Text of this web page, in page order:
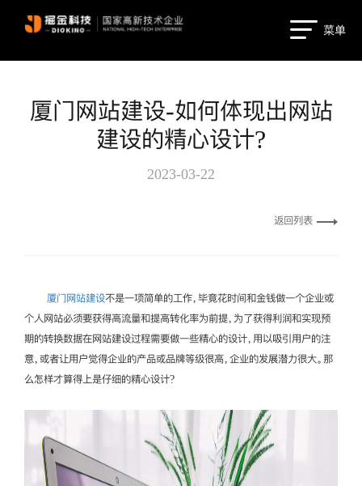
菜单
厦门网站建设-如何体现出网站
建设的精心设计?
2023-03-22
返回列表
厦门网站建设不是一项简单的工作，毕竟花时间和金钱做一个企业或
个人网站必须要获得高流量和提高转化率为前提，为了获得利润和实现预
期的转换数据在网站建设过程需要做一些精心的设计，用以吸引用户的注
意，或者让用户觉得企业的产品或品牌等级很高，企业的发展潜力很大。那
么怎样才算得上是仔细的精心设计?